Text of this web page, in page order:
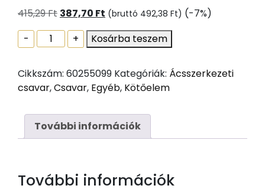
415,29Ft Original
price
was:
387,70 Ft Current
price
is:
(bruttó 492,38 Ft) (-7%)
-
Ácsszerkezeti
csavar,
peremes
fejjel,
sárgára
passz.,
+ Kosárba teszem
Cikkszám: 60255099 Kategóriák: Ácsszerkezeti
csavar,Csavar, Egyéb, Kötőelem
További információk
További információk